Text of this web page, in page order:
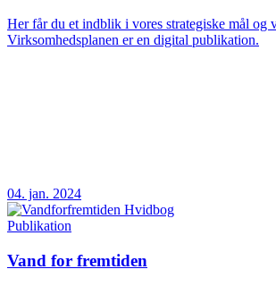
Her får du et indblik i vores strategiske mål og
Virksomhedsplanen er en digital publikation.
04. jan. 2024
Publikation
Vand for fremtiden